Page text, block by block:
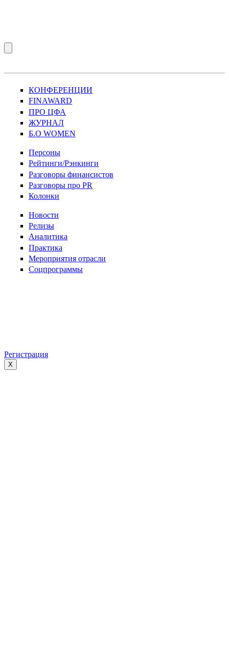
КОНФЕРЕНЦИИ
FINAWARD
ПРО ЦФА
ЖУРНАЛ
Б.О WOMEN
Персоны
Рейтинги/Рэнкинги
Разговоры финансистов
Разговоры про PR
Колонки
Новости
Релизы
Аналитика
Практика
Мероприятия отрасли
Соцпрограммы
Регистрация
X